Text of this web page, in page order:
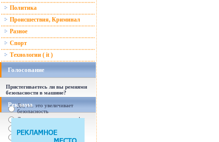
Политика
Происшествия, Криминал
Разное
Спорт
Технологии ( it )
Голосование
Пристегиваетесь ли вы ремнями
безопасности в машине?
Да, т.к. это увеличивает
безопасность
Да, т.к. увеличились штрафы
Нет, с ремнем не удобно
Реклама